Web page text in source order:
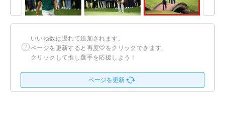
いいね数は遅れて追加されます。
ページを更新すると再度♡をクリックできます。
クリックして推し選手を応援しよう！
ページを更新